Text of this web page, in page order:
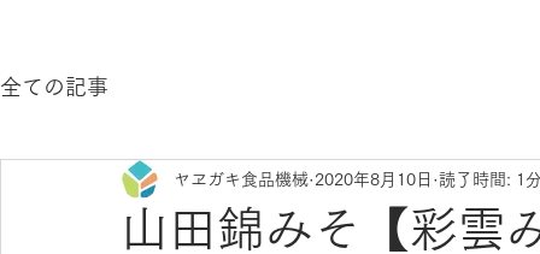
全ての記事
山田錦みそ【彩雲
ヤヱガキ食品機械 2020年8月10日 読了時間: 1